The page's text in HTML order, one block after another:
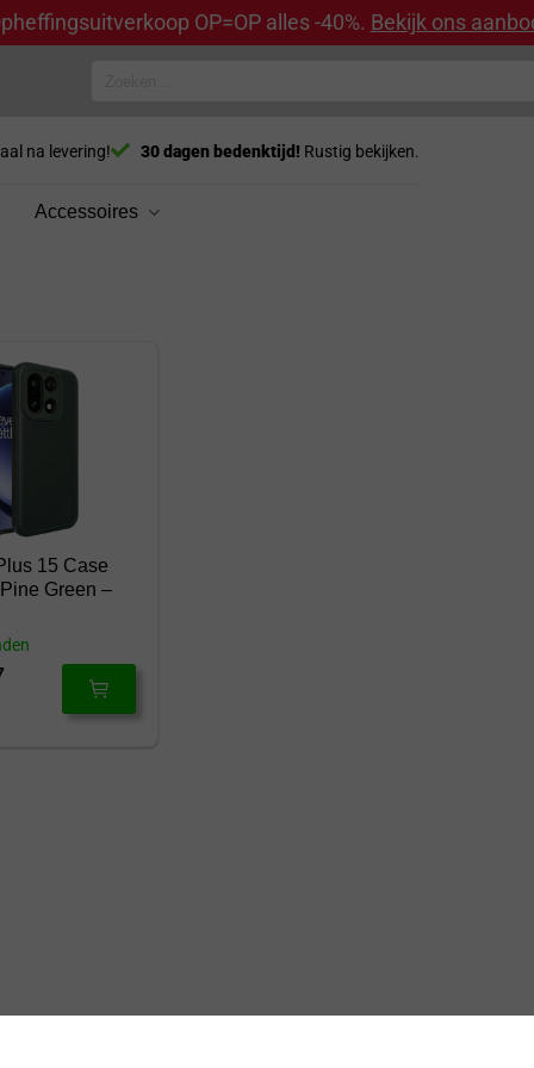
OP=OP alles -40%. Bekijk ons
na levering! 30 dagen bedenktijd! Rustig bekijken.
Accessoires
15 Case
Green –